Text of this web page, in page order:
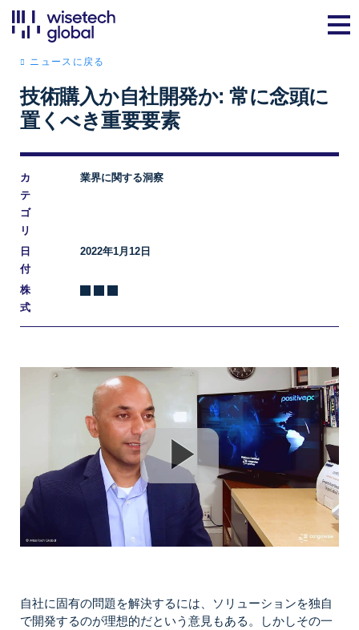
ニュースに戻る
技術購入か自社開発か: 常に念頭に
置くべき重要要素
カ
テ
ゴ
リ
業界に関する洞察
日
付
2022年1月12日
株
式
自社に固有の問題を解決するには、ソリューションを独自
で開発するのが理想的だという意見もある。しかしその一